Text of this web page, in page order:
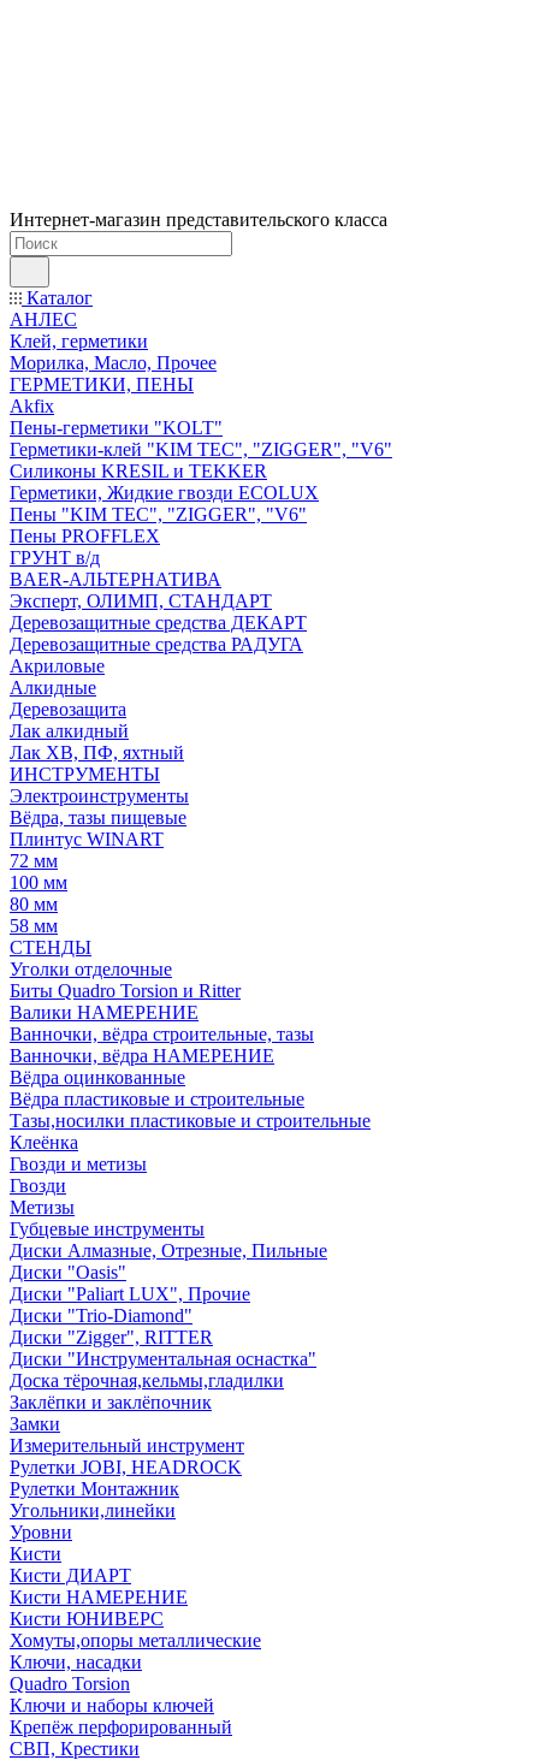
Интернет-магазин представительского класса
Каталог
АНЛЕС
Клей, герметики
Морилка, Масло, Прочее
ГЕРМЕТИКИ, ПЕНЫ
Akfix
Пены-герметики "KOLT"
Герметики-клей "KIM TEС", "ZIGGER", "V6"
Силиконы KRESIL и TEKKER
Герметики, Жидкие гвозди ECOLUX
Пены "KIM TEС", "ZIGGER", "V6"
Пены PROFFLEX
ГРУНТ в/д
BAER-АЛЬТЕРНАТИВА
Эксперт, ОЛИМП, СТАНДАРТ
Деревозащитные средства ДЕКАРТ
Деревозащитные средства РАДУГА
Акриловые
Алкидные
Деревозащита
Лак алкидный
Лак ХВ, ПФ, яхтный
ИНСТРУМЕНТЫ
Электроинструменты
Вёдра, тазы пищевые
Плинтус WINART
72 мм
100 мм
80 мм
58 мм
СТЕНДЫ
Уголки отделочные
Биты Quadro Torsion и Ritter
Валики НАМЕРЕНИЕ
Ванночки, вёдра строительные, тазы
Ванночки, вёдра НАМЕРЕНИЕ
Вёдра оцинкованные
Вёдра пластиковые и строительные
Тазы,носилки пластиковые и строительные
Клеёнка
Гвозди и метизы
Гвозди
Метизы
Губцевые инструменты
Диски Алмазные, Отрезные, Пильные
Диски "Oasis"
Диски "Paliart LUX", Прочие
Диски "Trio-Diamond"
Диски "Zigger", RITTER
Диски "Инструментальная оснастка"
Доска тёрочная,кельмы,гладилки
Заклёпки и заклёпочник
Замки
Измерительный инструмент
Рулетки JOBI, HEADROCK
Рулетки Монтажник
Угольники,линейки
Уровни
Кисти
Кисти ДИАРТ
Кисти НАМЕРЕНИЕ
Кисти ЮНИВЕРС
Хомуты,опоры металлические
Ключи, насадки
Quadro Torsion
Ключи и наборы ключей
Крепёж перфорированный
СВП, Крестики